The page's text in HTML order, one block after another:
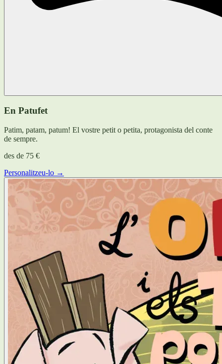
En Patufet
Patim, patam, patum! El vostre petit o petita, protagonista del conte
de sempre.
des de 75 €
Personalitzeu-lo →